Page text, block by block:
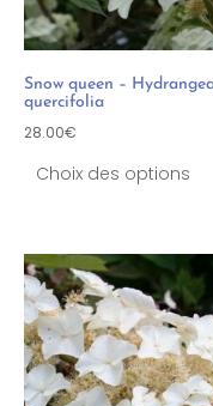
Snow queen –
quercifolia
28.00€
Choix des options